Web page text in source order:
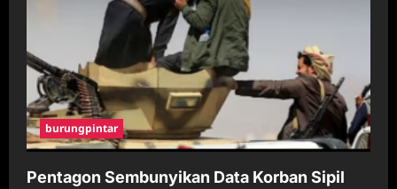
burungpintar
Pentagon Sembunyikan Data Korban Sipil